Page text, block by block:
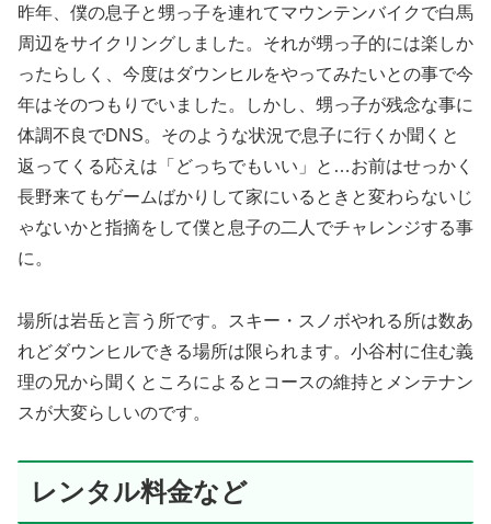
昨年、僕の息子と甥っ子を連れてマウンテンバイクで白馬
周辺をサイクリングしました。それが甥っ子的には楽しか
ったらしく、今度はダウンヒルをやってみたいとの事で今
年はそのつもりでいました。しかし、甥っ子が残念な事に
体調不良でDNS。そのような状況で息子に行くか聞くと
返ってくる応えは「どっちでもいい」と…お前はせっかく
長野来てもゲームばかりして家にいるときと変わらないじ
ゃないかと指摘をして僕と息子の二人でチャレンジする事
に。
場所は岩岳と言う所です。スキー・スノボやれる所は数あ
れどダウンヒルできる場所は限られます。小谷村に住む義
理の兄から聞くところによるとコースの維持とメンテナン
スが大変らしいのです。
レンタル料金など